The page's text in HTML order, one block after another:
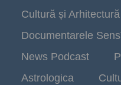
Cultură și Arhitectură
Documentarele
News Podcast
Astrologica